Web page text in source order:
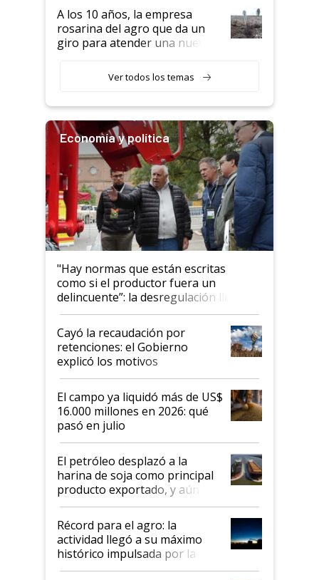
semillero
A los 10 años, la empresa
rosarina del agro que da un
giro para atender una nueva
Ver todos los temas
Economía y política
"Hay normas que están escritas
como si el productor fuera un
delincuente”: la desregulación llegó
al Congreso Aapresid y hasta se
habló del financiamiento al IPCVA
Cayó la recaudación por
retenciones: el Gobierno
explicó los motivos
El campo ya liquidó más de US$
16.000 millones en 2026: qué
pasó en julio
El petróleo desplazó a la
harina de soja como principal
producto exportado, y aún así
el agro aportó casi seis de cada
diez dólares y sostuvo el
liderazgo en un semestre
récord
Récord para el agro: la
actividad llegó a su máximo
histórico impulsada por la
cosecha y las exportaciones